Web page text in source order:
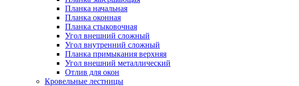
Планка начальная
Планка оконная
Планка стыковочная
Угол внешний сложный
Угол внутренний сложный
Планка примыкания верхняя
Угол внешний металлический
Отлив для окон
Кровельные лестницы